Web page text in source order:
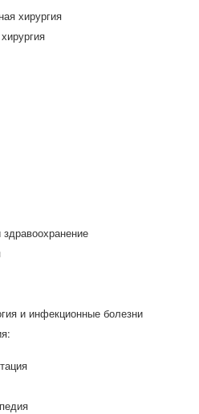
хирургия
и инфекционные болезни